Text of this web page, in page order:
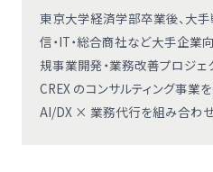
東京大学経済学部卒業後、大手
信・IT・総合商社など大手企業
規事業開発・業務改善プロジェ
CREX のコンサルティング事業
AI/DX × 業務代行を組み合わせ